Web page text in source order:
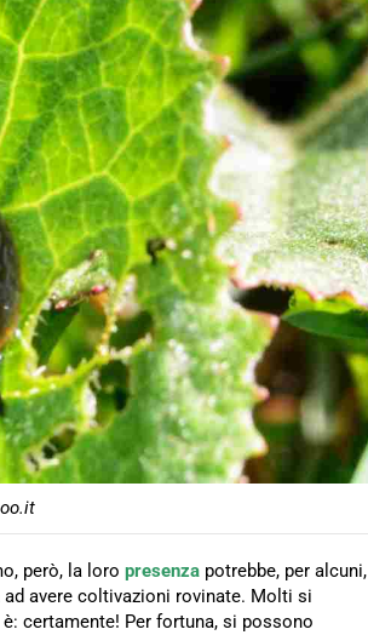
però, la loro presenza potrebbe, per alcuni,
avere coltivazioni rovinate. Molti si
certamente! Per fortuna, si possono